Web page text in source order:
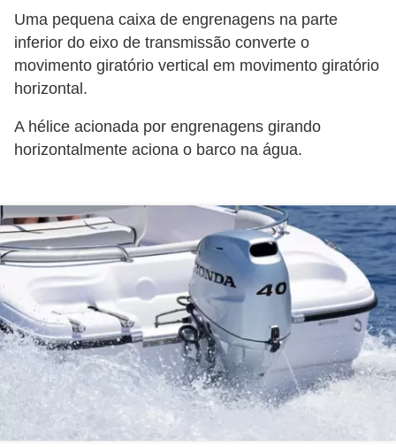
Uma pequena caixa de engrenagens na parte
inferior do eixo de transmissão converte o
movimento giratório vertical em movimento giratório
horizontal.
A hélice acionada por engrenagens girando
horizontalmente aciona o barco na água.
t
o
m
o
t
i
o
s
D
ú
v
i
d